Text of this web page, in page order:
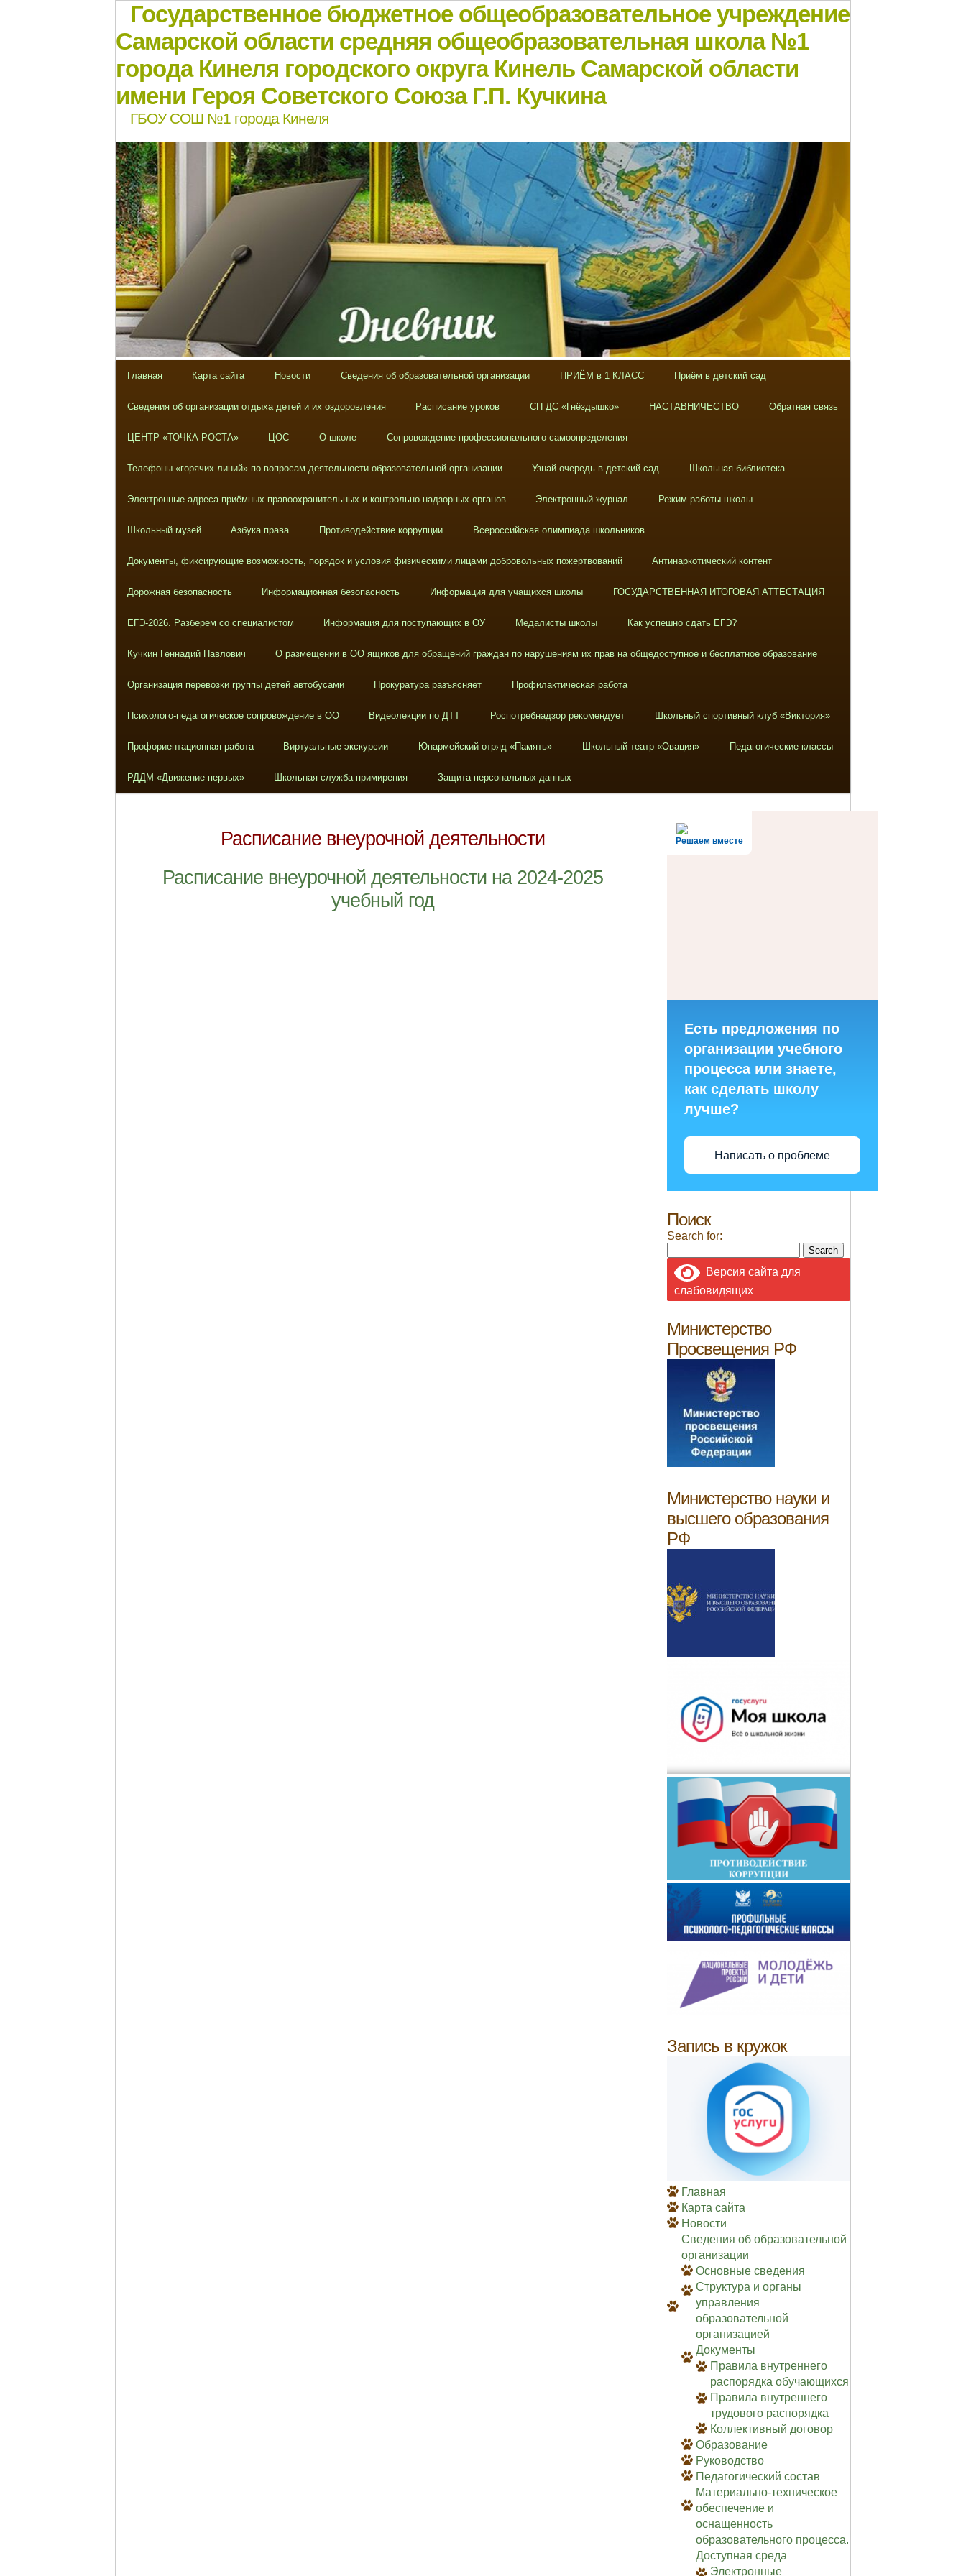
Государственное бюджетное общеобразовательное учреждение
Самарской области средняя общеобразовательная школа №1
города Кинеля городского округа Кинель Самарской области
имени Героя Советского Союза Г.П. Кучкина
ГБОУ СОШ №1 города Кинеля
Главная Карта сайта Новости Сведения об образовательной организации ПРИЁМ в 1 КЛАСС Приём в детский сад
Сведения об организации отдыха детей и их оздоровления Расписание уроков СП ДС «Гнёздышко» НАСТАВНИЧЕСТВО Обратная связь
ЦЕНТР «ТОЧКА РОСТА» ЦОС О школе Сопровождение профессионального самоопределения
Телефоны «горячих линий» по вопросам деятельности образовательной организации Узнай очередь в детский сад Школьная библиотека
Электронные адреса приёмных правоохранительных и контрольно-надзорных органов Электронный журнал Режим работы школы
Школьный музей Азбука права Противодействие коррупции Всероссийская олимпиада школьников
Документы, фиксирующие возможность, порядок и условия физическими лицами добровольных пожертвований Антинаркотический контент
Дорожная безопасность Информационная безопасность Информация для учащихся школы ГОСУДАРСТВЕННАЯ ИТОГОВАЯ АТТЕСТАЦИЯ
ЕГЭ-2026. Разберем со специалистом Информация для поступающих в ОУ Медалисты школы Как успешно сдать ЕГЭ?
Кучкин Геннадий Павлович О размещении в ОО ящиков для обращений граждан по нарушениям их прав на общедоступное и бесплатное образование
Организация перевозки группы детей автобусами Прокуратура разъясняет Профилактическая работа
Психолого-педагогическое сопровождение в ОО Видеолекции по ДТТ Роспотребнадзор рекомендует Школьный спортивный клуб «Виктория»
Профориентационная работа Виртуальные экскурсии Юнармейский отряд «Память» Школьный театр «Овация» Педагогические классы
РДДМ «Движение первых» Школьная служба примирения Защита персональных данных
Расписание внеурочной деятельности
Расписание внеурочной деятельности на 2024-2025
учебный год
Решаем вместе
Есть предложения по
организации учебного
процесса или знаете,
как сделать школу
лучше?
Написать о проблеме
Поиск
Search for:
Версия сайта для
слабовидящих
Министерство
Просвещения РФ
Министерство науки и
высшего образования
РФ
Запись в кружок
Главная
Карта сайта
Новости
Сведения об образовательной
организации
Основные сведения
Структура и органы
управления
образовательной
организацией
Документы
Правила внутреннего
распорядка обучающихся
Правила внутреннего
трудового распорядка
Коллективный договор
Образование
Руководство
Педагогический состав
Материально-техническое
обеспечение и
оснащенность
образовательного процесса.
Доступная среда
Электронные